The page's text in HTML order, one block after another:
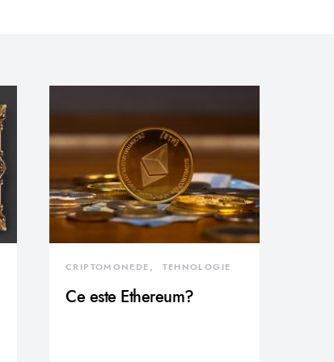
CRIPTOMONEDE TEHNOLOGIE
Ce este Ethereum?